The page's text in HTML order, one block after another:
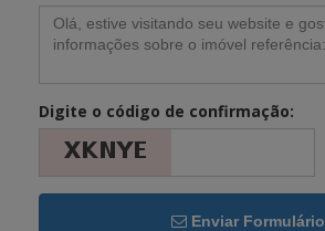
Digite o código de confirmação:
Enviar Formulário